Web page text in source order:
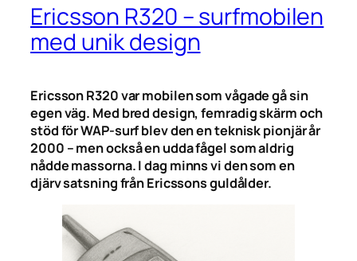
Ericsson R320 – surfmobilen
med unik design
Ericsson R320 var mobilen som vågade gå sin
egen väg. Med bred design, femradig skärm och
stöd för WAP-surf blev den en teknisk pionjär år
2000 – men också en udda fågel som aldrig
nådde massorna. I dag minns vi den som en
djärv satsning från Ericssons guldålder.